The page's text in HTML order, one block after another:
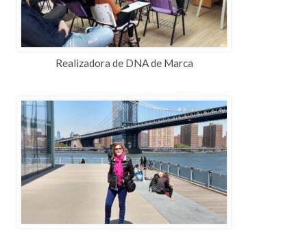
Realizadora de DNA de Marca